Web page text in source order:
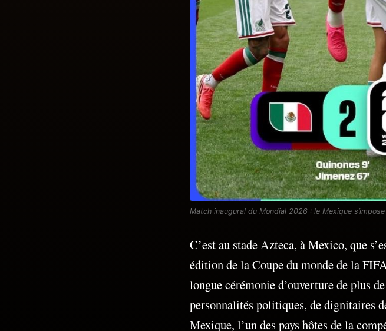
Match inaugural du Mondial 2026 : le Mexique
C’est au stade Azteca, à Mexico, que
édition de la Coupe du monde de la
longue cérémonie d’ouverture de plus
personnalités politiques, de dignitaires
Mexique, l’un des pays hôtes de la